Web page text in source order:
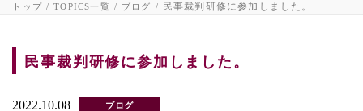
トップ TOPICS一覧 ブログ 民事裁判研修に参加しました。
民事裁判研修に参加しました。
2022.10.08 ブログ